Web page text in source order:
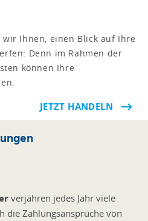
wir Ihnen, einen Blick auf Ihre
Denn im Rahmen der
können Ihre
JETZT HANDELN
verjähren jedes Jahr viele
die Zahlungsansprüche von